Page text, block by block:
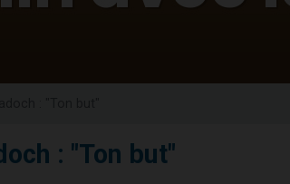
: "Ton but"